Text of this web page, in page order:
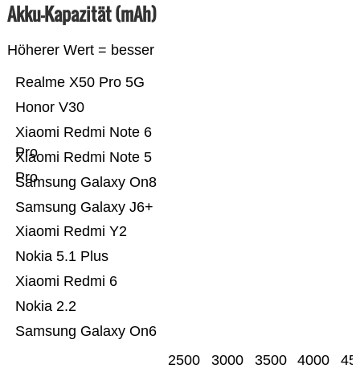
Akku-Kapazität (mAh)
Höherer Wert = besser
Samsung Galaxy On6
Nokia 2.2
Xiaomi Redmi 6
Nokia 5.1 Plus
Xiaomi Redmi Y2
Samsung Galaxy J6+
Samsung Galaxy On8
Xiaomi Redmi Note 5
Pro
Xiaomi Redmi Note 6
Pro
Honor V30
Realme X50 Pro 5G
2500 3000 3500 4000